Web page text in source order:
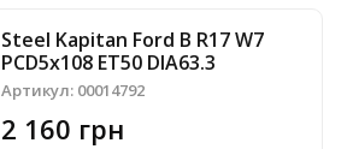
Steel Kapitan Ford B R17 W7
PCD5x108 ET50 DIA63.3
Артикул: 00014792
2 160 грн